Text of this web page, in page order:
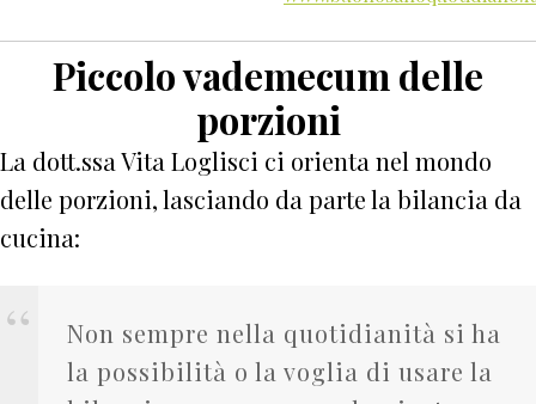
Piccolo vademecum delle
porzioni
La dott.ssa Vita Loglisci ci orienta nel mondo
delle porzioni, lasciando da parte la bilancia da
cucina:
Non sempre nella quotidianità si ha
la possibilità o la voglia di usare la